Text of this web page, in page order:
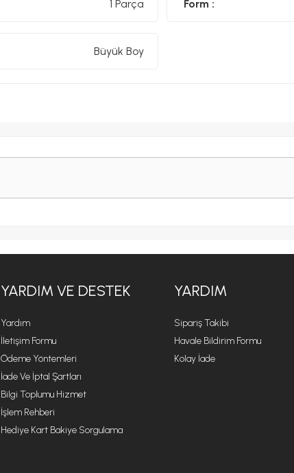
1 Parça Form :
Büyük Boy
YARDIM VE DESTEK
Yardım
İletişim Formu
Ödeme Yöntemleri
İade Ve İptal Şartları
Bilgi Toplumu Hizmet
İşlem Rehberi
Hediye Kart Bakiye Sorgulama
YARDIM
Sipariş Takibi
Havale Bildirim Formu
Kolay İade